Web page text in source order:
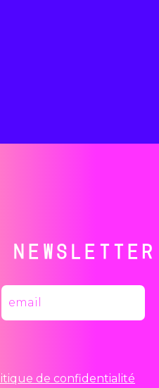
de confidentialité